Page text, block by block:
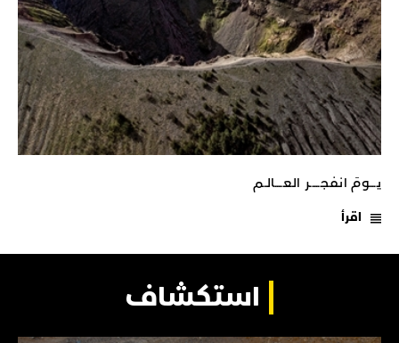
يـــومَ انفجـــــر العــــالـم
اقرأ
استكشاف